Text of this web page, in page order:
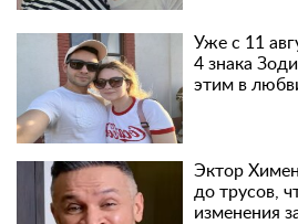
Уже с 11
4 знака
этим в
Эктор
до трусов,
изменения